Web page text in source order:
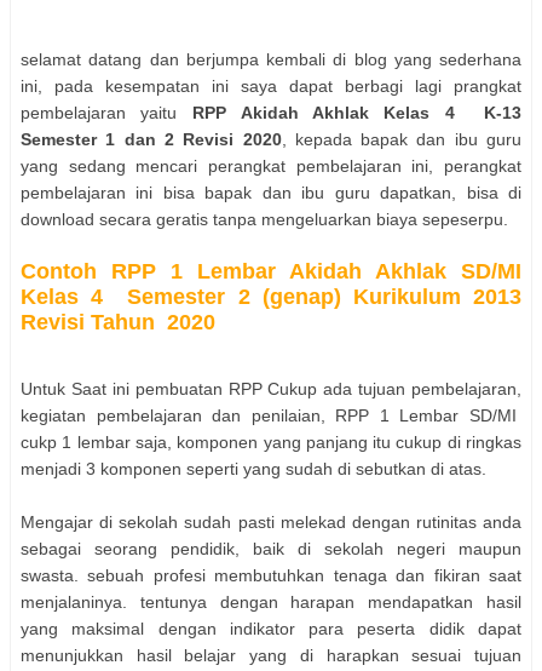
selamat datang dan berjumpa kembali di blog yang sederhana
ini, pada kesempatan ini saya dapat berbagi lagi prangkat
pembelajaran yaitu RPP Akidah Akhlak Kelas 4 K-13
Semester 1 dan 2 Revisi 2020, kepada bapak dan ibu guru
yang sedang mencari perangkat pembelajaran ini, perangkat
pembelajaran ini bisa bapak dan ibu guru dapatkan, bisa di
download secara geratis tanpa mengeluarkan biaya sepeserpu.
Contoh RPP 1 Lembar Akidah Akhlak SD/MI
Kelas 4 Semester 2 (genap) Kurikulum 2013
Revisi Tahun 2020
Untuk Saat ini pembuatan RPP Cukup ada tujuan pembelajaran,
kegiatan pembelajaran dan penilaian, RPP 1 Lembar SD/MI
cukp 1 lembar saja, komponen yang panjang itu cukup di ringkas
menjadi 3 komponen seperti yang sudah di sebutkan di atas.
Mengajar di sekolah sudah pasti melekad dengan rutinitas anda
sebagai seorang pendidik, baik di sekolah negeri maupun
swasta. sebuah profesi membutuhkan tenaga dan fikiran saat
menjalaninya. tentunya dengan harapan mendapatkan hasil
yang maksimal dengan indikator para peserta didik dapat
menunjukkan hasil belajar yang di harapkan sesuai tujuan